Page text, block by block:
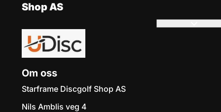
Shop AS
Om oss
Starframe Discgolf Shop AS
Nils Amblis veg 4